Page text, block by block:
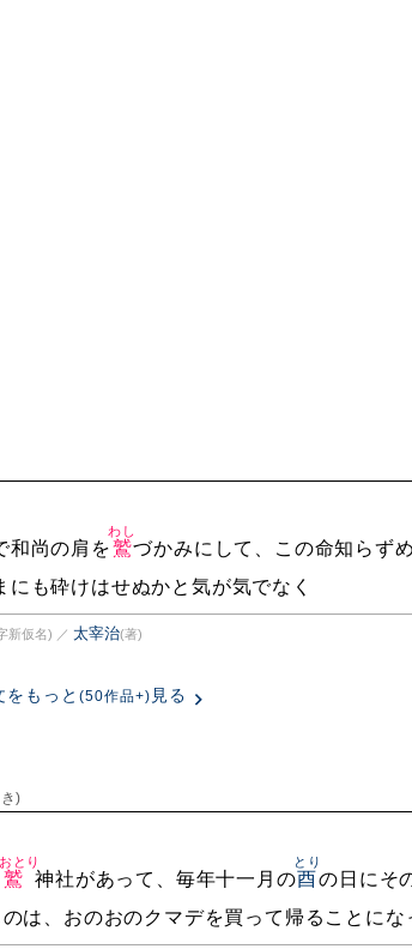
和尚の肩を鷲
わし
づかみにして、この命知らず
にも砕けはせぬかと気が気でなく
新仮名) ／ 太宰治(著)
もっと (50作品+) 見る
)
鷲
とり
神社があって、毎年十一月の酉
とり
の日にそ
は、おのおのクマデを買って帰ることにな